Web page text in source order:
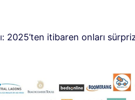
2025’ten itibaren onları